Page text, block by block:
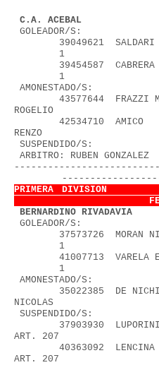
C.A. ACEBAL
GOLEADOR/S:
39049621
1
39454587
1
AMONESTADO/S:
43577644  FRAZZI
42534710  AMICO
SUSPENDIDO/S:
ARBITRO: RUBEN
BERNARDINO RIVADAVIA
GOLEADOR/S:
37573726  MORAN
1
41007713
1
AMONESTADO/S:
35022385  DE NICHILO
NICOLAS
SUSPENDIDO/S:
37903930  LUPORINI
ART. 207
40363092  LENCINA
ART. 207